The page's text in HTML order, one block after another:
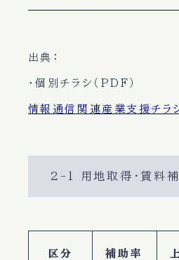
出典：
・個別チラシ（PDF）
情報通信関連産業支援チラ
2-1 用地取得・賃料
区分 補助率